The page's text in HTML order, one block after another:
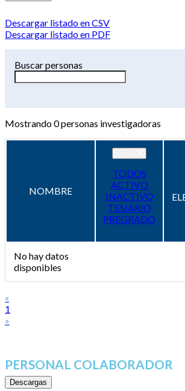
Descargar listado en CSV
Descargar listado en PDF
Buscar personas
Mostrando0personas investigadoras
NOMBRE
TODOS
ACTIVO
INACTIVO
TESIARIO
PREGRADO
No hay datos
disponibles
«
1
»
PERSONAL COLABORADOR
Descargas